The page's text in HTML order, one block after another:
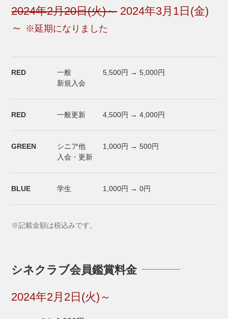
2024年2月20日(火)～2024年3月1日(金)
～ ※延期になりました
RED
一般
新規入会
5,500円 → 5,000円
RED 一般更新 4,500円 → 4,000円
GREEN
シニア他
入会・更新
1,000円 → 500円
BLUE 学生 1,000円 → 0円
※記載金額は税込みです。
シネクラブ会員鑑賞料金
2024年2月2日(火)～